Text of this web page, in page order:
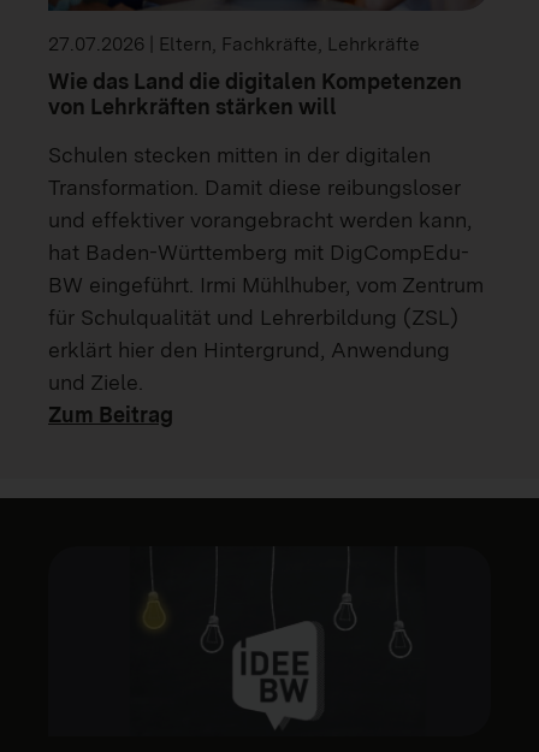
27.07.2026 | Eltern, Fachkräfte, Lehrkräfte
Wie das Land die digitalen Kompetenzen
von Lehrkräften stärken will
Schulen stecken mitten in der digitalen
Transformation. Damit diese reibungsloser
und effektiver vorangebracht werden kann,
hat Baden-Württemberg mit DigCompEdu-
BW eingeführt. Irmi Mühlhuber, vom Zentrum
für Schulqualität und Lehrerbildung (ZSL)
erklärt hier den Hintergrund, Anwendung
und Ziele.
Zum Beitrag